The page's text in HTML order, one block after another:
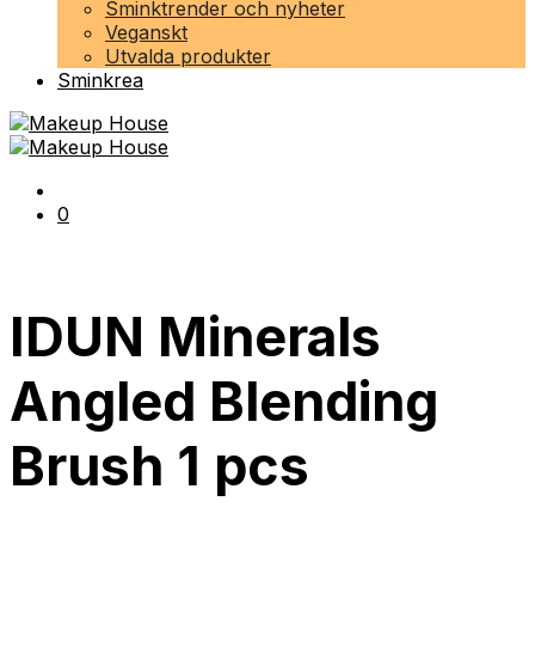
Sminktrender och nyheter
Veganskt
Utvalda produkter
Sminkrea
0
IDUN Minerals
Angled Blending
Brush 1 pcs